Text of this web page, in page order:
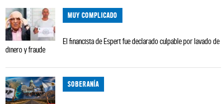
MUY COMPLICADO
El financista de Espert fue declarado culpable por lavado de
dinero y fraude
SOBERANÍA